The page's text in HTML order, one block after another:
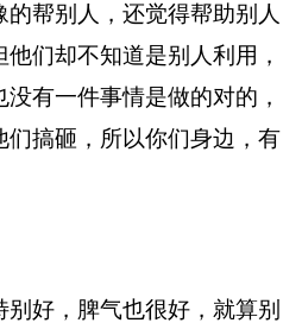
帮别人，还觉得帮助别人
们却不知道是别人利用，
有一件事情是做的对的，
们搞砸，所以你们身边，有
好，脾气也很好，就算别